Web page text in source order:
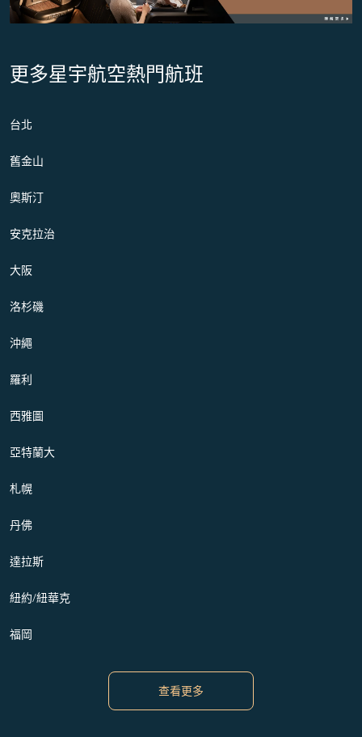
更多星宇航空熱門航班
台北
舊金山
奧斯汀
安克拉治
大阪
洛杉磯
沖繩
羅利
西雅圖
亞特蘭大
札幌
丹佛
達拉斯
紐約/紐華克
福岡
查看更多